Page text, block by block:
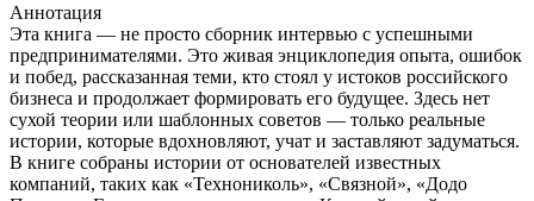
Аннотация
Эта книга — не просто сборник интервью с успешными
предпринимателями. Это живая энциклопедия опыта, ошибок
и побед, рассказанная теми, кто стоял у истоков российского
бизнеса и продолжает формировать его будущее. Здесь нет
сухой теории или шаблонных советов — только реальные
истории, которые вдохновляют, учат и заставляют задуматься.
В книге собраны истории от основателей известных
компаний, таких как «Технониколь», «Связной», «Додо